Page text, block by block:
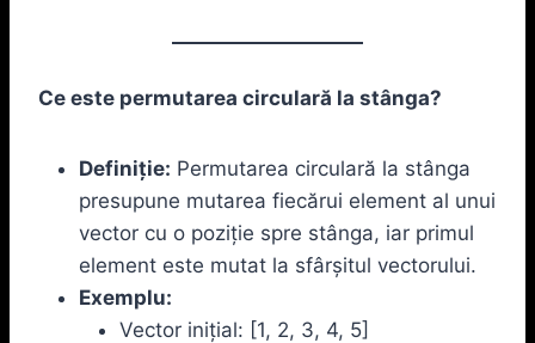
Ce este permutarea circulară la stânga?
Definiție: Permutarea circulară la stânga
presupune mutarea fiecărui element al unui
vector cu o poziție spre stânga, iar primul
element este mutat la sfârșitul vectorului.
Exemplu:
Vector inițial: [1, 2, 3, 4, 5]